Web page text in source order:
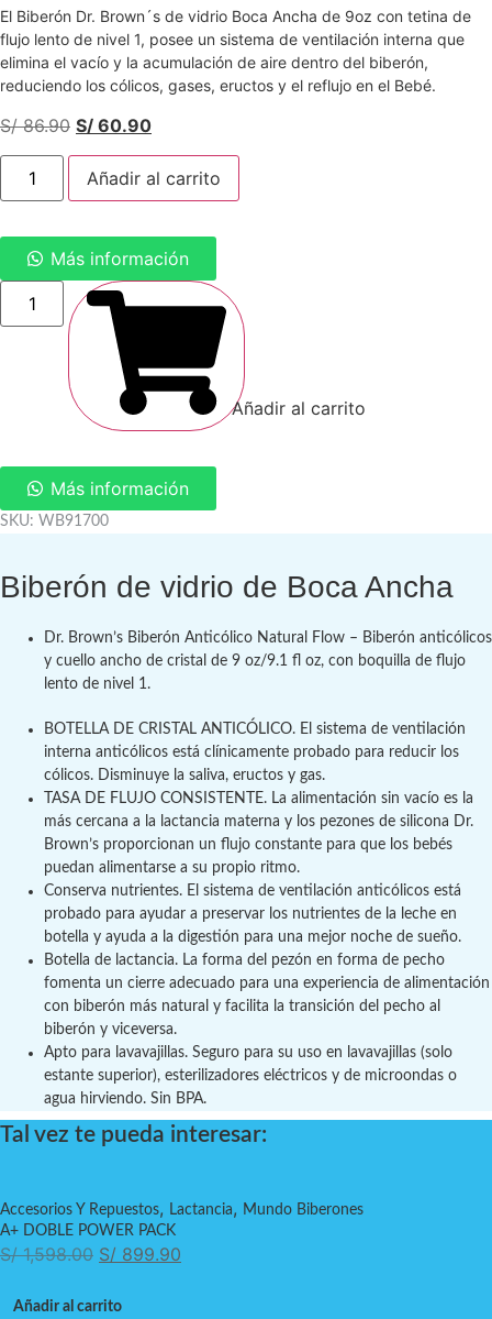
El Biberón Dr. Brown´s de vidrio Boca Ancha de 9oz con tetina de
flujo lento de nivel 1, posee un sistema de ventilación interna que
elimina el vacío y la acumulación de aire dentro del biberón,
reduciendo los cólicos, gases, eructos y el reflujo en el Bebé.
S/86.90 El
precio
original
era:
S/ 60.90El
precio
actual
es:
Biberón
vidrio
9oz/270ml
Boca
Ancha
cantidad
Añadir al carrito
Más información
Funda
Para
Biberón
cantidad
Añadir al carrito
Más información
SKU: WB91700
Biberón de vidrio de Boca Ancha
Dr. Brown’s Biberón Anticólico Natural Flow – Biberón anticólicos
y cuello ancho de cristal de 9 oz/9.1 fl oz, con boquilla de flujo
lento de nivel 1.
BOTELLA DE CRISTAL ANTICÓLICO. El sistema de ventilación
interna anticólicos está clínicamente probado para reducir los
cólicos. Disminuye la saliva, eructos y gas.
TASA DE FLUJO CONSISTENTE. La alimentación sin vacío es la
más cercana a la lactancia materna y los pezones de silicona Dr.
Brown’s proporcionan un flujo constante para que los bebés
puedan alimentarse a su propio ritmo.
Conserva nutrientes. El sistema de ventilación anticólicos está
probado para ayudar a preservar los nutrientes de la leche en
botella y ayuda a la digestión para una mejor noche de sueño.
Botella de lactancia. La forma del pezón en forma de pecho
fomenta un cierre adecuado para una experiencia de alimentación
con biberón más natural y facilita la transición del pecho al
biberón y viceversa.
Apto para lavavajillas. Seguro para su uso en lavavajillas (solo
estante superior), esterilizadores eléctricos y de microondas o
agua hirviendo. Sin BPA.
Tal vez te pueda interesar:
Accesorios Y Repuestos, Lactancia, Mundo Biberones
A+ DOBLE POWER PACK
S/1,598.00 E
p
S/ 899.90
Añadir al carrito